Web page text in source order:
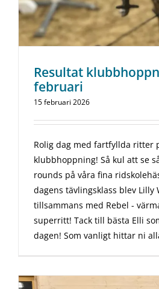
Resultat
februari
15 februari 2026
Rolig dag med fartfyllda ritter
klubbhoppning! Så kul att se
rounds på våra fina
dagens tävlingsklass blev Lilly
tillsammans med Rebel -
superritt! Tack till bästa Elli
dagen! Som vanligt hittar ni